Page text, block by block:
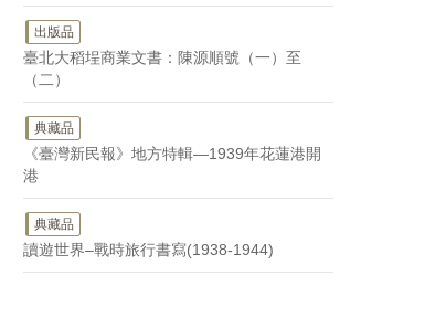
出版品
臺北大稻埕商業文書：陳源順號（一）至
（二）
典藏品
《臺灣新民報》地方特輯—1939年花蓮港開
港
典藏品
讀遊世界–戰時旅行書寫(1938-1944)